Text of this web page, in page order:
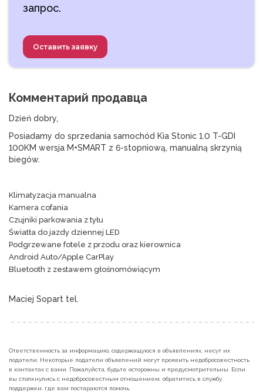
запрос.
Оставить заявку
Комментарий продавца
Dzień dobry,
Posiadamy do sprzedania samochód Kia Stonic 1.0 T-GDI
100KM wersja M+SMART z 6-stopniową, manualną skrzynią
biegów.
Klimatyzacja manualna
Kamera cofania
Czujniki parkowania z tyłu
Światła do jazdy dziennej LED
Podgrzewane fotele z przodu oraz kierownica
Android Auto/Apple CarPlay
Bluetooth z zestawem głośnomówiącym
Maciej Sopart tel.
Ответственность за информацию, содержащуюся в объявлениях, несут их
податели. Некоторые податели объявлений могут проявить недобросовестность
в контактах с вами. Пожалуйста, будьте осторожны и предусмотрительны. Если
вы столкнулись с недобросовестным отношением, обратитесь в службу
поддержки, где вам постараются помочь.